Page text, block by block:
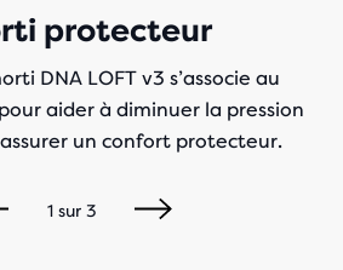
protecteur
DNA LOFT v3 s’associe au
aider à diminuer la pression
un confort protecteur.
1sur 3